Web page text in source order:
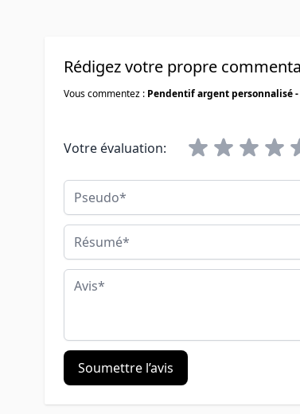
Rédigez votre propre
Vous commentez : Pendentif argent personnalisé -
Votre évaluation:
Pseudo
Résumé
Avis
Soumettre l’avis